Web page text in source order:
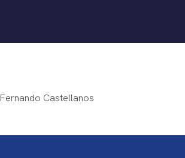
Fernando Castellanos